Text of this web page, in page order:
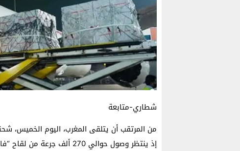
شطاري-متابعة
إذ ينتظر وصول حوالي 270 ألف جرعة من لقاح “فايزر”.